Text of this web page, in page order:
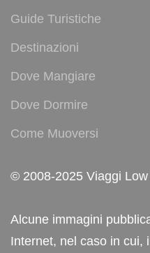
Guide Turistiche
Destinazioni
Dove Mangiare
Dove Dormire
Come Muoversi
© 2008-2025 Viaggi
Alcune immagini
Internet, nel caso in cui,